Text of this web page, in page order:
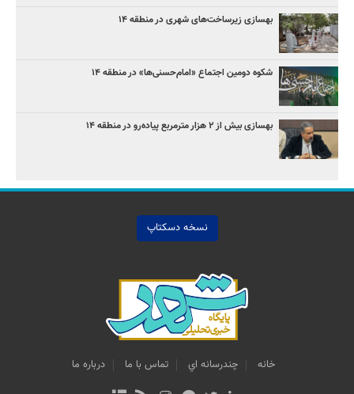
بهسازی زیرساخت‌های شهری در منطقه ۱۴
شکوه دومین اجتماع «امام‌حسنی‌ها» در منطقه ۱۴
بهسازی بیش از ۲ هزار مترمربع پیاده‌رو در منطقه ۱۴
نسخه دسکتاپ
خانه چندرسانه اي تماس با ما درباره ما